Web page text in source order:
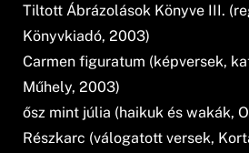
Tiltott Ábrázolások Könyve III.
Könyvkiadó, 2003)
Carmen figuratum (képversek,
Műhely, 2003)
ősz mint júlia (haikuk és wakák,
Részkarc (válogatott versek,